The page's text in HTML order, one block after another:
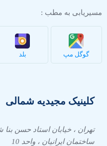
مسیریابی به مطب :
گوگل مپ بلد
کلینیک مجیدیه شمالی
تهران ، خیابان استاد حسن
ساختمان ایرانیان ، واحد 10